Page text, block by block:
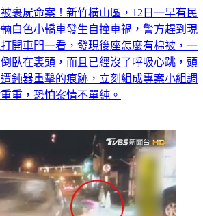
裹屍命案！新竹橫山區，12日一早有民
白色小轎車發生自撞車禍，警方趕到現
開車門一看，發現後座怎麼有棉被，一
臥在裏頭，而且已經沒了呼吸心跳，頭
鈍器重擊的痕跡，立刻組成專案小組調
重，恐怕案情不單純。